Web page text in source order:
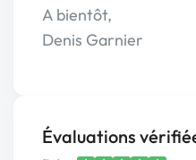
A bientôt,
Denis Garnier
Évaluations